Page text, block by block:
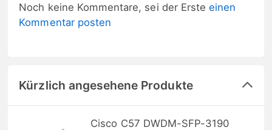
Noch keine Kommentare, sei der Ersteeinen
Kommentar posten
Kürzlich angesehene Produkte
Cisco C57 DWDM-SFP-3190